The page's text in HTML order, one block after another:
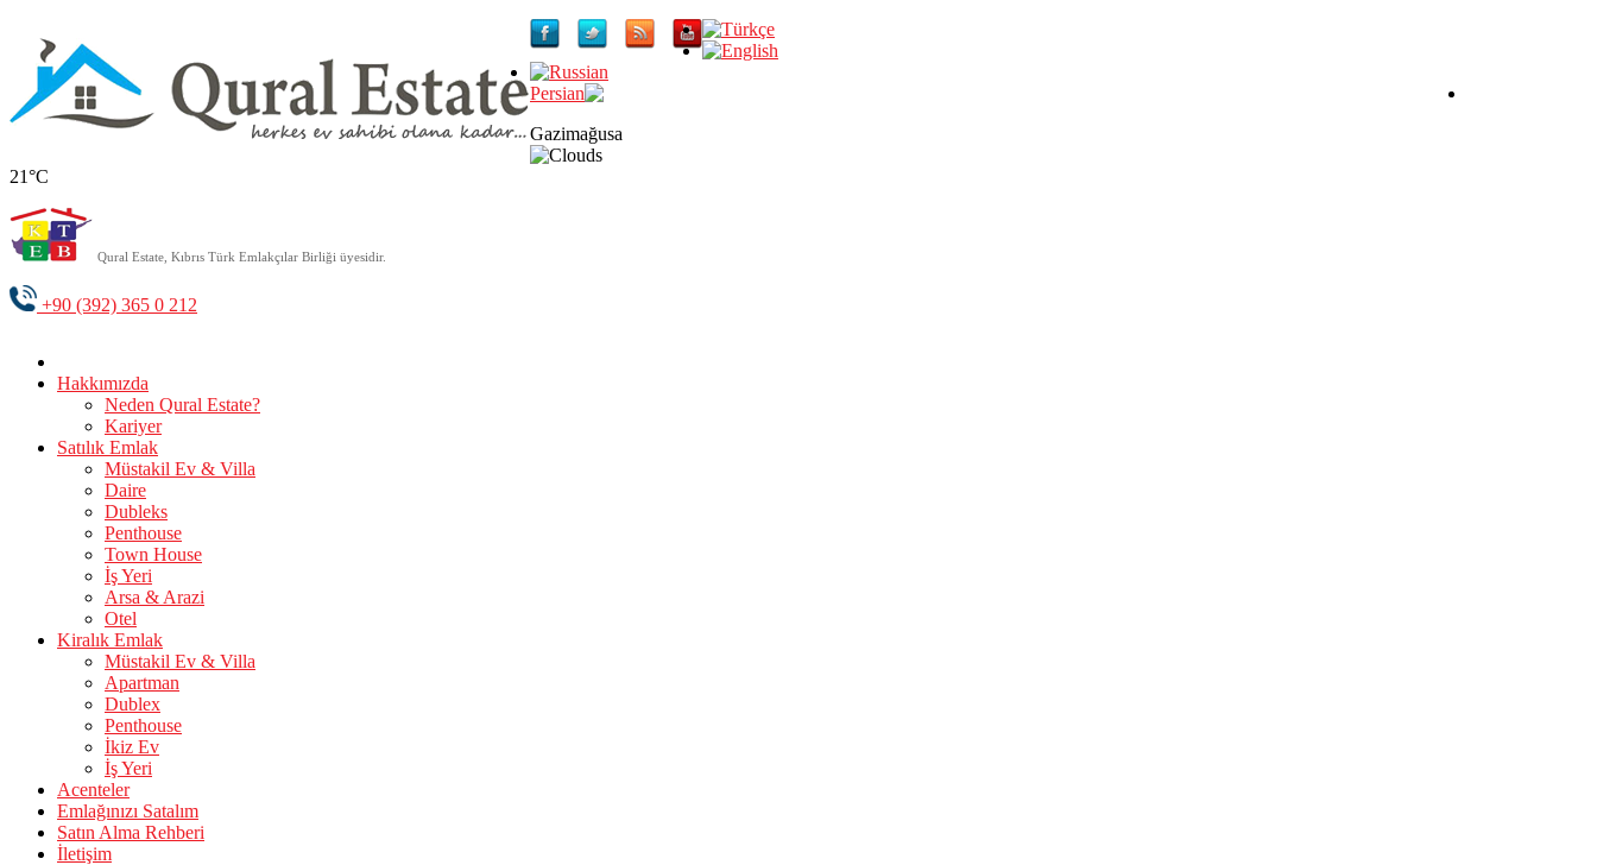
Gazimağusa
21°C
Qural Estate, Kıbrıs Türk Emlakçılar Birliği üyesidir.
+90 (392) 365 0 212
Hakkımızda
Neden Qural Estate?
Kariyer
Satılık Emlak
Müstakil Ev & Villa
Daire
Dubleks
Penthouse
Town House
İş Yeri
Arsa & Arazi
Otel
Kiralık Emlak
Müstakil Ev & Villa
Apartman
Dublex
Penthouse
İkiz Ev
İş Yeri
Acenteler
Emlağınızı Satalım
Satın Alma Rehberi
İletişim